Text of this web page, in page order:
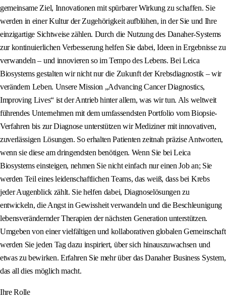
gemeinsame Ziel, Innovationen mit spürbarer Wirkung zu schaffen. Sie
werden in einer Kultur der Zugehörigkeit aufblühen, in der Sie und Ihre
einzigartige Sichtweise zählen. Durch die Nutzung des Danaher-Systems
zur kontinuierlichen Verbesserung helfen Sie dabei, Ideen in Ergebnisse zu
verwandeln – und innovieren so im Tempo des Lebens. Bei Leica
Biosystems gestalten wir nicht nur die Zukunft der Krebsdiagnostik – wir
verändern Leben. Unsere Mission „Advancing Cancer Diagnostics,
Improving Lives“ ist der Antrieb hinter allem, was wir tun. Als weltweit
führendes Unternehmen mit dem umfassendsten Portfolio vom Biopsie-
Verfahren bis zur Diagnose unterstützen wir Mediziner mit innovativen,
zuverlässigen Lösungen. So erhalten Patienten zeitnah präzise Antworten,
wenn sie diese am dringendsten benötigen. Wenn Sie bei Leica
Biosystems einsteigen, nehmen Sie nicht einfach nur einen Job an; Sie
werden Teil eines leidenschaftlichen Teams, das weiß, dass bei Krebs
jeder Augenblick zählt. Sie helfen dabei, Diagnoselösungen zu
entwickeln, die Angst in Gewissheit verwandeln und die Beschleunigung
lebensverändernder Therapien der nächsten Generation unterstützen.
Umgeben von einer vielfältigen und kollaborativen globalen Gemeinschaft
werden Sie jeden Tag dazu inspiriert, über sich hinauszuwachsen und
etwas zu bewirken. Erfahren Sie mehr über das Danaher Business System,
das all dies möglich macht.
Ihre Rolle